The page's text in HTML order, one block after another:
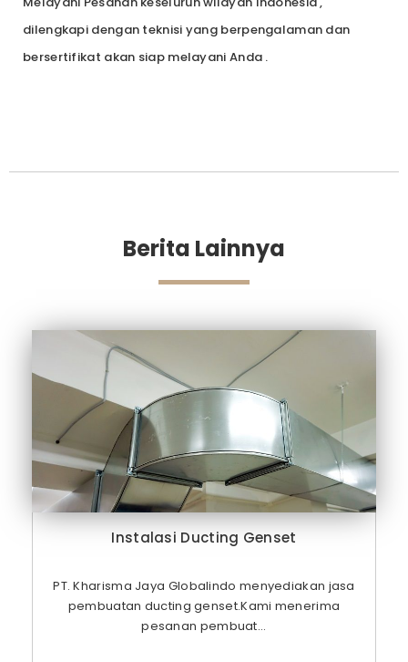
dilengkapi dengan teknisi yang berpengalaman dan
bersertifikat akan siap melayani Anda .
Berita Lainnya
Instalasi Ducting Genset
PT. Kharisma Jaya Globalindo menyediakan jasa
pembuatan ducting genset.Kami menerima
pesanan pembuat...